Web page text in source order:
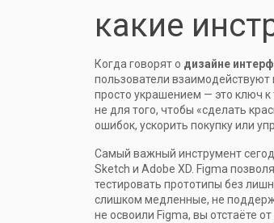
какие
Когда говорят о дизайне
пользователи взаимодействуют
просто украшением — это ключ к
не для того, чтобы «сделать
ошибок, ускорить покупку или
Самый важный инструмент
Sketch и Adobe XD Figma
тестировать прототипы без
слишком медленные, не
не освоили Figma, вы отстаёте от